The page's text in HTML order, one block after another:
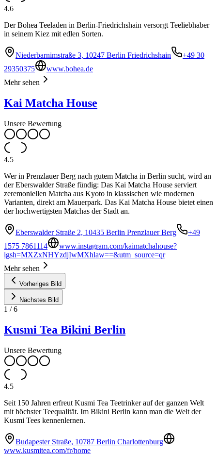
4.6
Der Bohea Teeladen in Berlin-Friedrichshain versorgt Teeliebhaber
in seinem Kiez mit edlen Sorten.
Niederbarnimstraße 3, 10247 Berlin Friedrichshain
+49 30
29350375
www.bohea.de
Mehr sehen
Kai Matcha House
Unsere Bewertung
4.5
Wer in Prenzlauer Berg nach gutem Matcha in Berlin sucht, wird an
der Eberswalder Straße fündig: Das Kai Matcha House serviert
zeremoniellen Matcha aus Kyoto in klassischen wie modernen
Varianten, direkt am Mauerpark. Das Kai Matcha House bietet einen
der hochwertigsten Matchas der Stadt an.
Eberswalder Straße 2, 10435 Berlin Prenzlauer Berg
+49
1575 7861114
www.instagram.com/kaimatchahouse?
igsh=MXZxNHYzdjIwMXhlaw==&utm_source=qr
Mehr sehen
Vorheriges Bild
Nächstes Bild
1 /6
Kusmi Tea Bikini Berlin
Unsere Bewertung
4.5
Seit 150 Jahren erfreut Kusmi Tea Teetrinker auf der ganzen Welt
mit höchster Teequalität. Im Bikini Berlin kann man die Welt der
Kusmi Tees kennenlernen.
Budapester Straße, 10787 Berlin Charlottenburg
www.kusmitea.com/fr/home